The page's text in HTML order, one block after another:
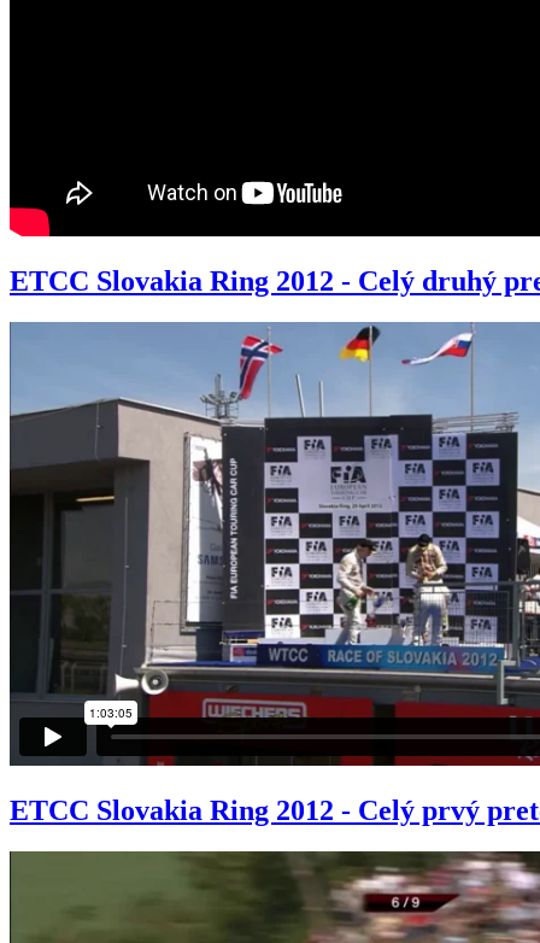
ETCC Slovakia Ring 2012 - Celý druhý
ETCC Slovakia Ring 2012 - Celý prvý